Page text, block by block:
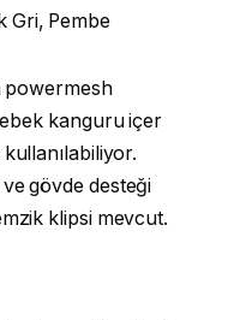
Gri, Pembe
powermesh
kanguru içer
gövde desteği
klipsi mevcut.